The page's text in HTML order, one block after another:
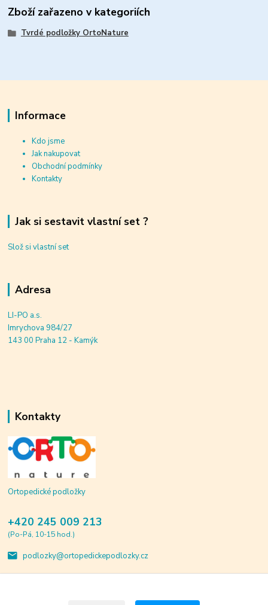
Zboží zařazeno v kategoriích
Tvrdé podložky OrtoNature
Informace
Kdo jsme
Jak nakupovat
Obchodní podmínky
Kontakty
Jak si sestavit vlastní set ?
Slož si vlastní set
Adresa
LI-PO a.s.
Imrychova 984/27
143 00 Praha 12 - Kamýk
Kontakty
Ortopedické podložky
+420 245 009 213
(Po-Pá, 10-15 hod.)
podlozky@ortopedickepodlozky.cz